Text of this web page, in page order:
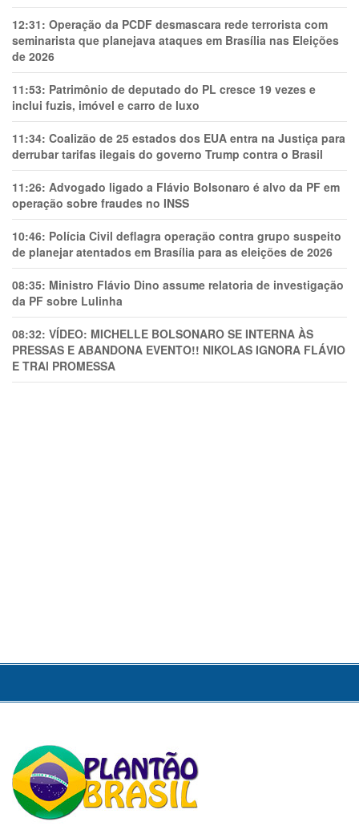
12:31: Operação da PCDF desmascara rede terrorista com
seminarista que planejava ataques em Brasília nas Eleições
de 2026
11:53: Patrimônio de deputado do PL cresce 19 vezes e
inclui fuzis, imóvel e carro de luxo
11:34: Coalizão de 25 estados dos EUA entra na Justiça para
derrubar tarifas ilegais do governo Trump contra o Brasil
11:26: Advogado ligado a Flávio Bolsonaro é alvo da PF em
operação sobre fraudes no INSS
10:46: Polícia Civil deflagra operação contra grupo suspeito
de planejar atentados em Brasília para as eleições de 2026
08:35: Ministro Flávio Dino assume relatoria de investigação
da PF sobre Lulinha
08:32: VÍDEO: MICHELLE BOLSONARO SE INTERNA ÀS
PRESSAS E ABANDONA EVENTO!! NIKOLAS IGNORA FLÁVIO
E TRAl PROMESSA